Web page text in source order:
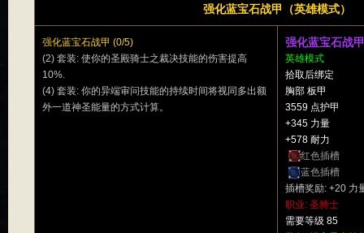
强化蓝宝石战甲（英雄模式）
强化蓝宝石战甲 (0/5)
(2) 套装: 使你的圣殿骑士之裁决技能的伤害提高
10%.
(4) 套装: 你的异端审问技能的持续时间将视同多出额
外一道神圣能量的方式计算。
强化蓝宝石战
英雄模式
拾取后绑定
胸部 板甲
3559 点护甲
+345 力量
+578 耐力
红色插槽
蓝色插槽
插槽奖励: +20 力
职业: 圣骑士
需要等级 85